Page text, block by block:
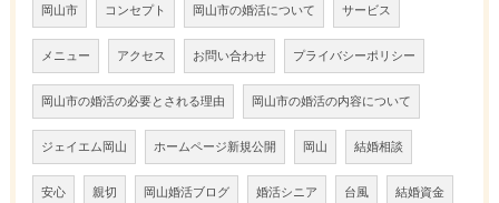
岡山市 コンセプト 岡山市の婚活について サービス
メニュー アクセス お問い合わせ プライバシーポリシー
岡山市の婚活の必要とされる理由 岡山市の婚活の内容について
ジェイエム岡山 ホームページ新規公開 岡山 結婚相談
安心 親切 岡山婚活ブログ 婚活シニア 台風 結婚資金